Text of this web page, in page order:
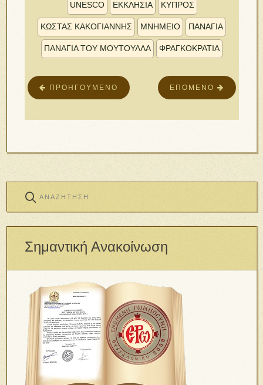
UNESCO ΕΚΚΛΗΣΙΑ ΚΥΠΡΟΣ
ΚΏΣΤΑΣ ΚΑΚΟΓΙΆΝΝΗΣ ΜΝΗΜΕΊΟ ΠΑΝΑΓΙΑ
ΠΑΝΑΓΊΑ ΤΟΥ ΜΟΥΤΟΥΛΛΆ ΦΡΑΓΚΟΚΡΑΤΙΑ
ΕΠΌΜΕΝΟ
ΠΡΟΗΓΟΎΜΕΝΟ
Σημαντική Ανακοίνωση